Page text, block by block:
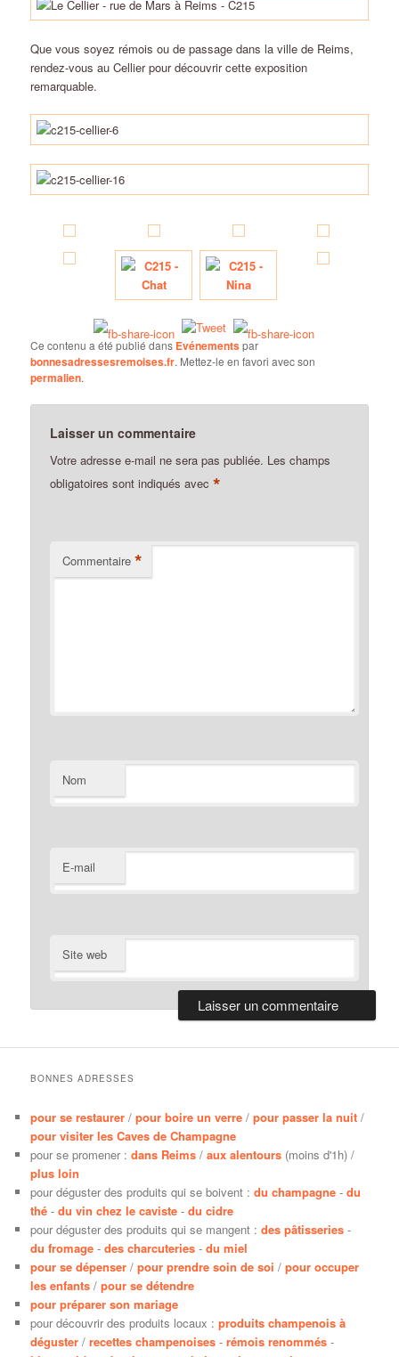
Que vous soyez rémois ou de passage dans la ville de Reims,
rendez-vous au Cellier pour découvrir cette exposition
remarquable.
Ce contenu a été publié dans Evénementspar
bonnesadressesremoises.fr. Mettez-le en favori avec son
permalien.
Laisser un commentaire
Votre adresse e-mail ne sera pas publiée. Les champs
obligatoires sont indiqués avec*
Commentaire *
Nom
E-mail
Site web
BONNES ADRESSES
pour se restaurer /pour boire un verre /pour passer la nuit /
pour visiter les Caves de Champagne
pour se promener :dans Reims /aux alentours (moins d'1h) /
plus loin
pour déguster des produits qui se boivent :du champagne -du
thé -du vin chez le caviste -du cidre
pour déguster des produits qui se mangent :des pâtisseries -
du fromage -des charcuteries -du miel
pour se dépenser /pour prendre soin de soi /pour occuper
les enfants /pour se détendre
pour préparer son mariage
pour découvrir des produits locaux :produits champenois à
déguster /recettes champenoises -rémois renommés -